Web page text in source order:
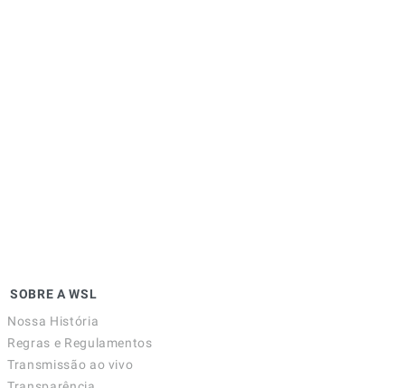
SOBRE A WSL
Nossa História
Regras e Regulamentos
Transmissão ao vivo